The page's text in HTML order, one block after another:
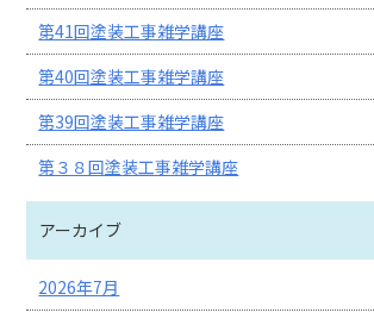
第41回塗装工事雑学講座
第40回塗装工事雑学講座
第39回塗装工事雑学講座
第３８回塗装工事雑学講座
アーカイブ
2026年7月